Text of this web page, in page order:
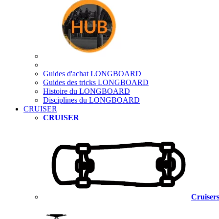
Guides d'achat LONGBOARD
Guides des tricks LONGBOARD
Histoire du LONGBOARD
Disciplines du LONGBOARD
CRUISER
CRUISER